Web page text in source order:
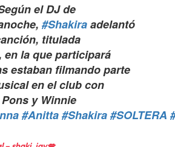
el DJ de
#Shakiraadelantó
titulada
en la que participará
estaban filmando parte
en el club con
y Winnie
#Anitta#Shakira#SOLTERA